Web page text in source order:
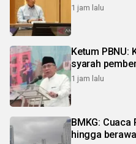
1 jam lalu
Ketum PBNU:
syarah
1 jam lalu
BMKG: Cuaca
hingga